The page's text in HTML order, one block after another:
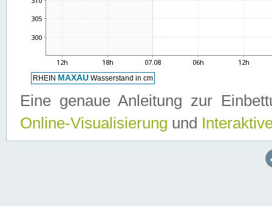
Eine genaue Anleitung zur
Online-Visualisierung und